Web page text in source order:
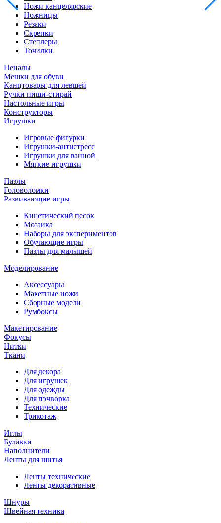
Ножи канцелярские
Ножницы
Резаки
Скрепки
Степлеры
Точилки
Пеналы
Мешки для обуви
Канцтовары для левшей
Ручки пиши-стирай
Настольные игры
Конструкторы
Игрушки
Игровые фигурки
Игрушки-антистресс
Игрушки для ванной
Мягкие игрушки
Пазлы
Головоломки
Развивающие игры
Кинетический песок
Мозаика
Наборы для экспериментов
Обучающие игры
Пазлы для малышей
Моделирование
Аксессуары
Макетные ножи
Сборные модели
Румбоксы
Макетирование
Фокусы
Нитки
Ткани
Для декора
Для игрушек
Для одежды
Для пэчворка
Технические
Трикотаж
Иглы
Булавки
Наполнители
Ленты для шитья
Ленты технические
Ленты декоративные
Шнуры
Швейная техника